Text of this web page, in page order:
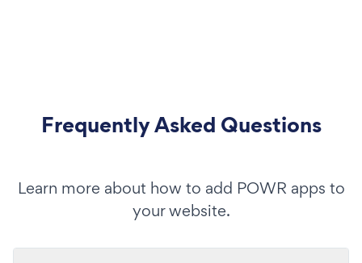
Frequently Asked Questions
Learn more about how to add POWR apps to
your website.